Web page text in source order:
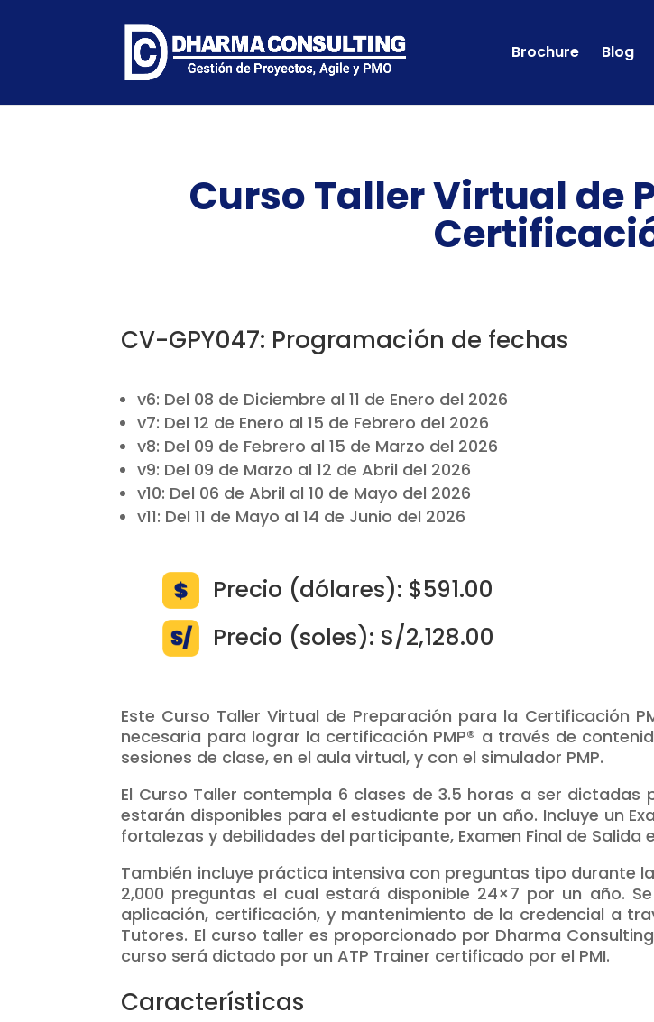
Brochure Blog
Curso Taller Virtual de
CV-GPY047: Programación de fechas
v6: Del 08 de Diciembre al 11 de Enero del 2026
v7: Del 12 de Enero al 15 de Febrero del 2026
v8: Del 09 de Febrero al 15 de Marzo del 2026
v9: Del 09 de Marzo al 12 de Abril del 2026
v10: Del 06 de Abril al 10 de Mayo del 2026
v11: Del 11 de Mayo al 14 de Junio del 2026
Precio (dólares): $591.00
Precio (soles): S/2,128.00
Este Curso Taller Virtual de Preparación para la Certificación
necesaria para lograr la certificación PMP® a través de
sesiones de clase, en el aula virtual, y con el simulador PMP.
El Curso Taller contempla 6 clases de 3.5 horas a ser
estarán disponibles para el estudiante por un año. Incluye un
fortalezas y debilidades del participante, Examen Final de
También incluye práctica intensiva con preguntas tipo durante
2,000 preguntas el cual estará disponible 24×7 por un año.
aplicación, certificación, y mantenimiento de la credencial a
Tutores. El curso taller es proporcionado por Dharma
curso será dictado por un ATP Trainer certificado por el PMI.
Características